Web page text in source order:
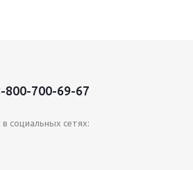
800-700-69-67
социальных сетях: